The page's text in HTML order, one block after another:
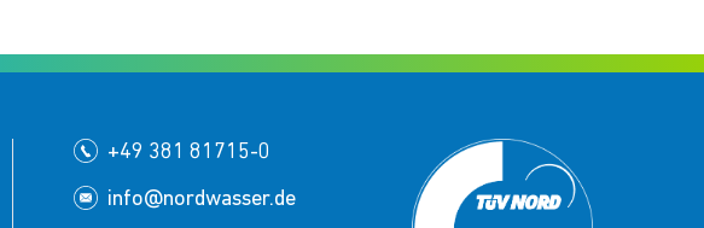
+49 381 81715-0
info@nordwasser.de